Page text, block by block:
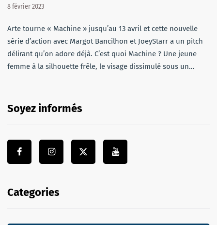
8 février 2023
Arte tourne « Machine » jusqu’au 13 avril et cette nouvelle
série d’action avec Margot Bancilhon et JoeyStarr a un pitch
délirant qu’on adore déjà. C’est quoi Machine ? Une jeune
femme à la silhouette frêle, le visage dissimulé sous un…
Soyez informés
Categories